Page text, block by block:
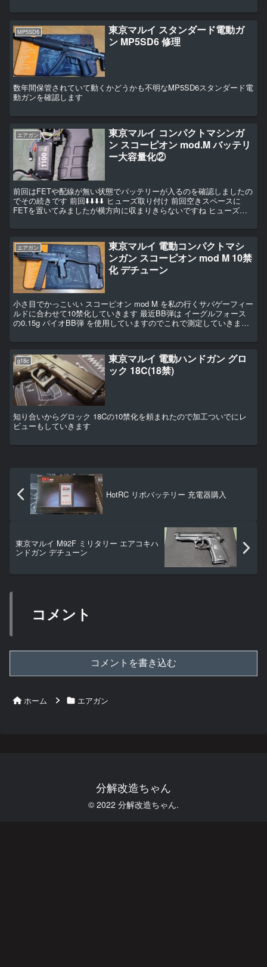
MP5SD6
東京マルイ スタンダード電動ガ
ン MP5SD6 修理
数年間保管されていて動くかどうかも不明なMP5SD6スタンダード電
動ガンを確認します
エアガン
東京マルイ コンパクトマシンガ
ン スコーピオン mod.M バッテリ
ー大容量化②
前回はFETや配線が無い状態でバッテリーが入るのを確認しましたの
でその続きです 前回⬇️⬇️⬇️⬇️ ヒューズ取り付け 前回空きスペースに
FETを置いてみましたが横方向に収まりきらないですね ヒューズが
エアガン
東京マルイ 電動コンパクトマシ
ンガン スコーピオン mod M 10禁
化 デチューン
小さ目でかっこいい スコーピオン mod M を私の行くサバゲーフィー
ルドに合わせて10禁化していきます 最近BB弾は イーグルフォース
の0.15g バイオBB弾 を使用していますのでこれで測定していきます
g18c
東京マルイ 電動ハンドガン グロ
ック 18C(18禁)
知り合いからグロック 18Cの10禁化を頼まれたので加工ついでにレ
ビューもしていきます
HotRC リポバッテリー 充電器購入
東京マルイ M92F ミリタリー エアコキハ
ンドガン デチューン
コメント
コメントを書き込む
ホーム エアガン
分解改造ちゃん
© 2022 分解改造ちゃん.